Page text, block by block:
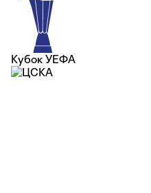
Кубок УЕФА